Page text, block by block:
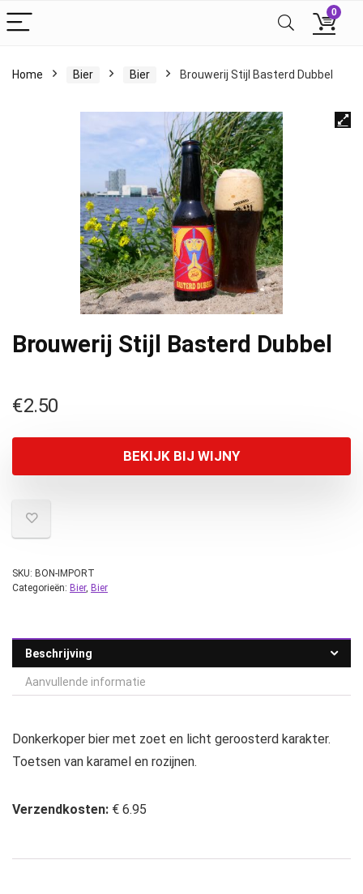
0
Home Bier Bier Brouwerij Stijl Basterd Dubbel
Brouwerij Stijl Basterd Dubbel
€2.50
BEKIJK BIJ WIJNY
SKU: BON-IMPORT
Categorieën: Bier, Bier
Beschrijving
Aanvullende informatie
Donkerkoper bier met zoet en licht geroosterd karakter.
Toetsen van karamel en rozijnen.
Verzendkosten: € 6.95